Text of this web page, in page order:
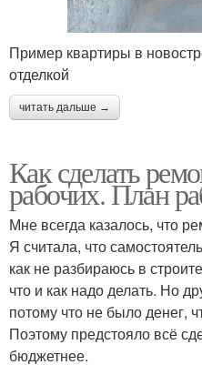
Пример квартиры в
отделкой
читать дальше →
Как сделать
рабочих. План
Мне всегда казалось, что
Я считала, что
как не разбираюсь в
что и как надо делать. Но
потому что не было денег,
Поэтому предстояло всё
бюджетнее.